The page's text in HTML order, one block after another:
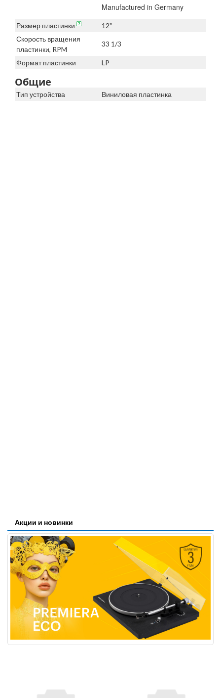
Manufactured in Germany
Размер пластинки
12"
Скорость вращения
пластинки, RPM
33 1/3
Формат пластинки LP
Общие
Тип устройства Виниловая пластинка
Акции и новинки